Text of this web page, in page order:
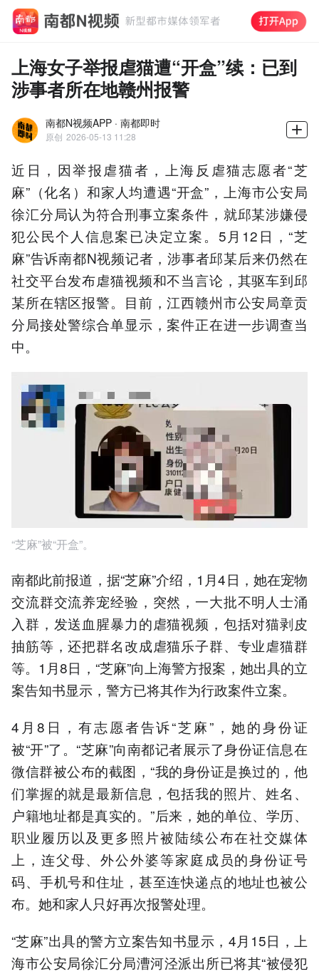
上海女子举报虐猫遭“开盒”续：已到
涉事者所在地赣州报警
南都N视频APP · 南都即时
原创 2026-05-13 11:28
近日，因举报虐猫者，上海反虐猫志愿者“芝
麻”（化名）和家人均遭遇“开盒”，上海市公安局
徐汇分局认为符合刑事立案条件，就邱某涉嫌侵
犯公民个人信息案已决定立案。5月12日，“芝
麻”告诉南都N视频记者，涉事者邱某后来仍然在
社交平台发布虐猫视频和不当言论，其驱车到邱
某所在辖区报警。目前，江西赣州市公安局章贡
分局接处警综合单显示，案件正在进一步调查当
中。
“芝麻”被“开盒”。
南都此前报道，据“芝麻”介绍，1月4日，她在宠物
交流群交流养宠经验，突然，一大批不明人士涌
入群，发送血腥暴力的虐猫视频，包括对猫剥皮
抽筋等，还把群名改成虐猫乐子群、专业虐猫群
等。1月8日，“芝麻”向上海警方报案，她出具的立
案告知书显示，警方已将其作为行政案件立案。
4月8日，有志愿者告诉“芝麻”，她的身份证
被“开”了。“芝麻”向南都记者展示了身份证信息在
微信群被公布的截图，“我的身份证是换过的，他
们掌握的就是最新信息，包括我的照片、姓名、
户籍地址都是真实的。”后来，她的单位、学历、
职业履历以及更多照片被陆续公布在社交媒体
上，连父母、外公外婆等家庭成员的身份证号
码、手机号和住址，甚至连快递点的地址也被公
布。她和家人只好再次报警处理。
“芝麻”出具的警方立案告知书显示，4月15日，上
海市公安局徐汇分局漕河泾派出所已将其“被侵犯